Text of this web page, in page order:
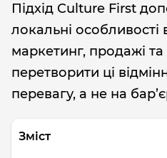
Підхід Culture First
локальні
маркетинг, продажі
перетворити ці
перевагу, а не на
Зміст